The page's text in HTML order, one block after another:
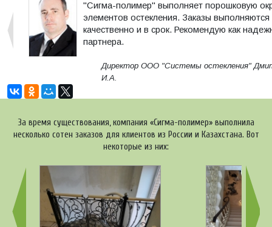
"Сигма-полимер" выполняет порошковую
элементов остекления. Заказы выполняются
качественно и в срок. Рекомендую как
партнера.
Директор ООО "Системы остекления"
И.А.
За время существования, компания «Сигма-полимер» выполнила
несколько сотен заказов для клиентов из России и Казахстана. Вот
некоторые из них: